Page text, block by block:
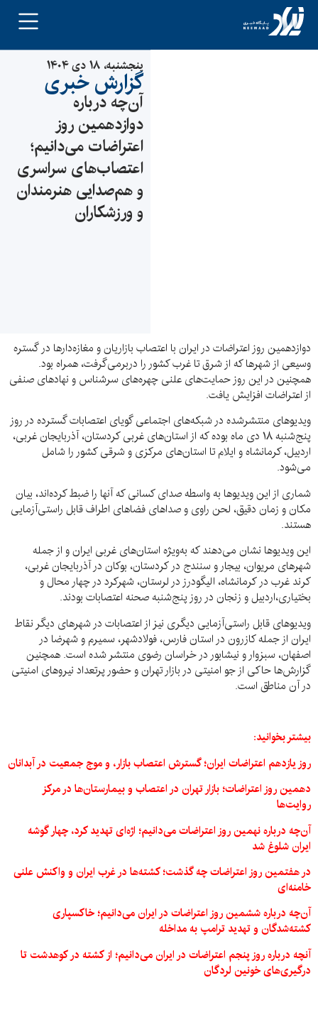
پنجشنبه، ۱۸ دی ۱۴۰۴
گزارش خبری
آن‌چه درباره
دوازدهمین روز
اعتراضات می‌دانیم؛
اعتصاب‌های سراسری
و هم‌صدایی هنرمندان
و ورزشکاران
دوازدهمین روز اعتراضات در ایران با اعتصاب بازاریان و مغازه‌دارها در گستره
وسیعی از شهرها که از شرق تا غرب کشور را دربرمی‌گرفت، همراه بود.
همچنین در این روز حمایت‌های علنی چهره‌های سرشناس و نهادهای صنفی
از اعتراضات افزایش یافت.
ویدیوهای منتشرشده در شبکه‌های اجتماعی گویای اعتصابات گسترده در روز
پنج‌شنبه ۱۸ دی ماه بوده که از استان‌های غربی کردستان، آذربایجان غربی،
اردبیل، کرمانشاه و ایلام تا استان‌های مرکزی و شرقی کشور را شامل
می‌شود.
شماری از این ویدیوها به واسطه صدای کسانی که آنها را ضبط کرده‌اند، بیان
مکان و زمان دقیق، لحن راوی و صداهای فضاهای اطراف قابل راستی‌آزمایی
هستند.
این ویدیوها نشان می‌دهند که به‌ویژه استان‌های غربی ایران و از جمله
شهرهای مریوان، بیجار و سنندج در کردستان، بوکان در آذربایجان غربی،
کرند غرب در کرمانشاه، الیگودرز در لرستان، شهرکرد در چهار محال و
بختیاری،اردبیل و زنجان در روز پنج‌شنبه صحنه اعتصابات بودند.
ویدیوهای قابل راستی‌آزمایی دیگری نیز از اعتصابات در شهرهای دیگر نقاط
ایران از جمله کازرون در استان فارس، فولادشهر، سمیرم و شهرضا در
اصفهان، سبزوار و نیشابور در خراسان رضوی منتشر شده است. همچنین
گزارش‌ها حاکی از جو امنیتی در بازار تهران و حضور پرتعداد نیروهای امنیتی
در آن مناطق است.
بیشتر بخوانید:
روز یازدهم اعتراضات ایران؛ گسترش اعتصاب بازار، و موج جمعیت در آبدانان
دهمین روز اعتراضات؛ بازار تهران در اعتصاب و بیمارستان‌ها در مرکز
روایت‌ها
آن‌چه درباره نهمین روز اعتراضات می‌دانیم؛ اژه‌ای تهدید کرد، چهار گوشه
ایران شلوغ شد
در هفتمین روز اعتراضات چه گذشت؛ کشته‌ها در غرب ایران و واکنش علنی
خامنه‌ای
آن‌چه درباره ششمین روز اعتراضات در ایران می‌دانیم؛ خاکسپاری
کشته‌شدگان و تهدید ترامپ به مداخله
آنچه درباره روز پنجم اعتراضات در ایران می‌دانیم؛ از کشته در کوهدشت تا
درگیری‌های خونین لردگان